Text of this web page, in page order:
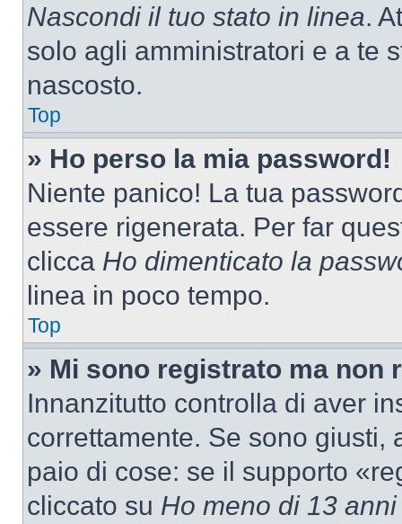
Nascondi il tuo stato in linea.
solo agli amministratori e a te
nascosto.
Top
» Ho perso la mia password!
Niente panico! La tua
essere rigenerata. Per far
clicca Ho dimenticato la
linea in poco tempo.
Top
» Mi sono registrato ma non
Innanzitutto controlla di aver
correttamente. Se sono giusti,
paio di cose: se il supporto
cliccato su Ho meno di 13 anni